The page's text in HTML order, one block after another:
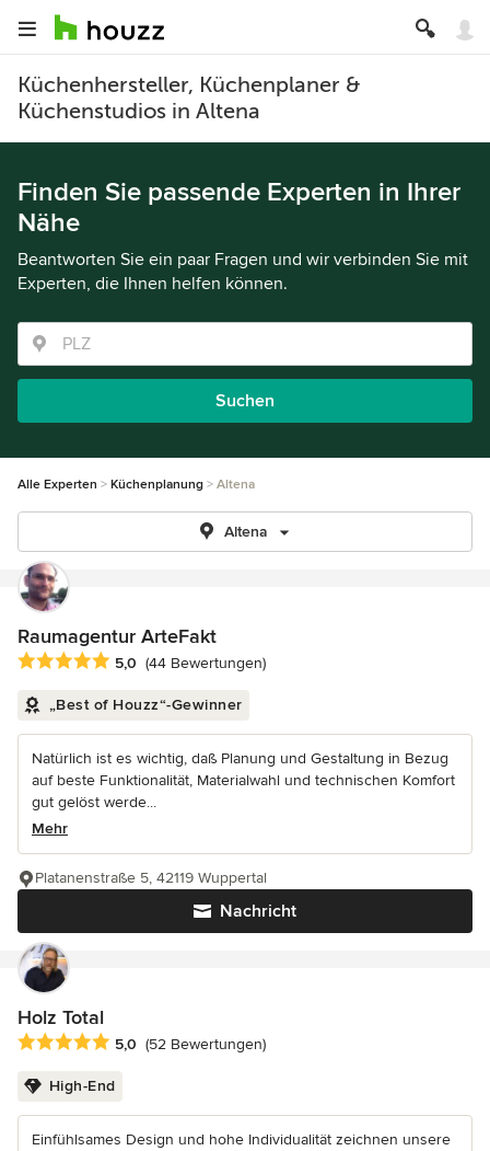
Küchenhersteller, Küchenplaner &
Küchenstudios in Altena
Finden Sie passende Experten in Ihrer
Nähe
Beantworten Sie ein paar Fragen und wir verbinden Sie mit
Experten, die Ihnen helfen können.
Suchen
Alle Experten Küchenplanung Altena
Altena
Raumagentur ArteFakt
Durchschnittliche Bewertung: 5 von 5 Sternen
5,0 (44 Bewertungen)
„Best of Houzz“-Gewinner
Natürlich ist es wichtig, daß Planung und Gestaltung in Bezug
auf beste Funktionalität, Materialwahl und technischen Komfort
gut gelöst werde...
Mehr
Nachricht
Platanenstraße 5, 42119 Wuppertal
Holz Total
Durchschnittliche Bewertung: 5 von 5 Sternen
5,0 (52 Bewertungen)
High-End
Einfühlsames Design und hohe Individualität zeichnen unsere